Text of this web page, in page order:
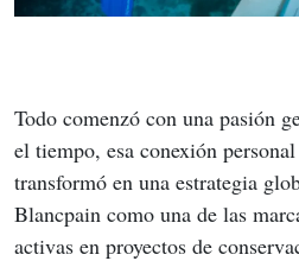
Todo comenzó con una pasión
el tiempo, esa conexión
transformó en una estrategia
Blancpain como una de las
activas en proyectos de